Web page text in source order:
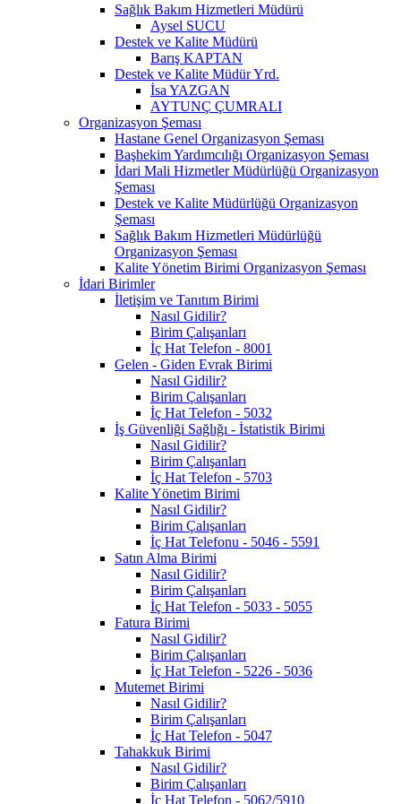
Sağlık Bakım Hizmetleri Müdürü
Aysel SUCU
Destek ve Kalite Müdürü
Barış KAPTAN
Destek ve Kalite Müdür Yrd.
İsa YAZGAN
AYTUNÇ ÇUMRALI
Organizasyon Şeması
Hastane Genel Organizasyon Şeması
Başhekim Yardımcılığı Organizasyon Şeması
İdari Mali Hizmetler Müdürlüğü Organizasyon
Şeması
Destek ve Kalite Müdürlüğü Organizasyon
Şeması
Sağlık Bakım Hizmetleri Müdürlüğü
Organizasyon Şeması
Kalite Yönetim Birimi Organizasyon Şeması
İdari Birimler
İletişim ve Tanıtım Birimi
Nasıl Gidilir?
Birim Çalışanları
İç Hat Telefon - 8001
Gelen - Giden Evrak Birimi
Nasıl Gidilir?
Birim Çalışanları
İç Hat Telefon - 5032
İş Güvenliği Sağlığı - İstatistik Birimi
Nasıl Gidilir?
Birim Çalışanları
İç Hat Telefon - 5703
Kalite Yönetim Birimi
Nasıl Gidilir?
Birim Çalışanları
İç Hat Telefonu - 5046 - 5591
Satın Alma Birimi
Nasıl Gidilir?
Birim Çalışanları
İç Hat Telefon - 5033 - 5055
Fatura Birimi
Nasıl Gidilir?
Birim Çalışanları
İç Hat Telefon - 5226 - 5036
Mutemet Birimi
Nasıl Gidilir?
Birim Çalışanları
İç Hat Telefon - 5047
Tahakkuk Birimi
Nasıl Gidilir?
Birim Çalışanları
İç Hat Telefon - 5062/5910